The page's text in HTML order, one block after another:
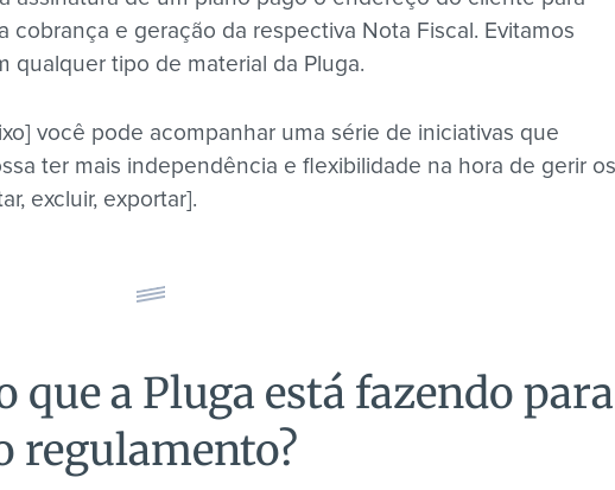
cobrança e geração da respectiva Nota Fiscal. Evitamos
qualquer tipo de material da Pluga.
você pode acompanhar uma série de iniciativas que
ter mais independência e flexibilidade na hora de gerir os
excluir, exportar].
que a Pluga está fazendo para
regulamento?